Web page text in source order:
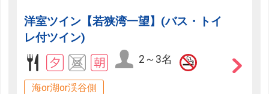
洋室ツイン【若狭湾一望】(バス・トイ
レ付ツイン)
2～3名
海or湖or渓谷側